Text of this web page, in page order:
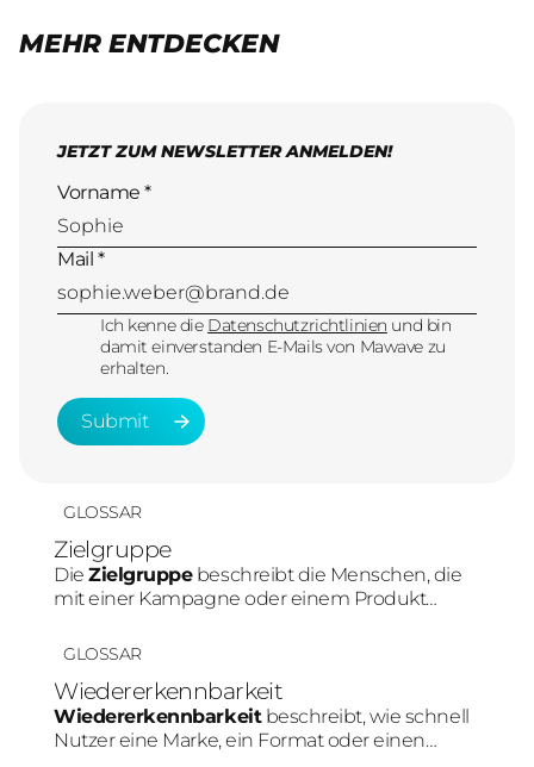
MEHR ENTDECKEN
GLOSSAR
Zielgruppe
DieZielgruppebeschreibt die Menschen, die
mit einer Kampagne oder einem Produkt
Marketing beeinflusst die Zielgruppe direkt die
GLOSSAR
Wiedererkennbarkeit
Wiedererkennbarkeitbeschreibt, wie schnell
Nutzer eine Marke, ein Format oder einen
JETZT ZUM NEWSLETTER ANMELDEN!
Vorname *
Mail *
Ich kenne die Datenschutzrichtlinien und bin
damit einverstanden E-Mails von Mawave zu
erhalten.
Submit